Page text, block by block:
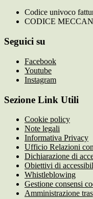
Codice univoco
CODICE
Seguici su
Facebook
Youtube
Instagram
Sezione Link Utili
Cookie policy
Note legali
Informativa Privacy
Ufficio Relazioni
Dichiarazione di
Obiettivi di
Whistleblowing
Gestione consensi
Amministrazione